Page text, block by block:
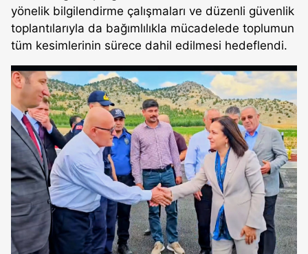
yönelik bilgilendirme çalışmaları ve düzenli güvenlik
toplantılarıyla da bağımlılıkla mücadelede toplumun
tüm kesimlerinin sürece dahil edilmesi hedeflendi.